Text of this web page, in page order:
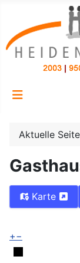
Aktuelle
Karte
+−